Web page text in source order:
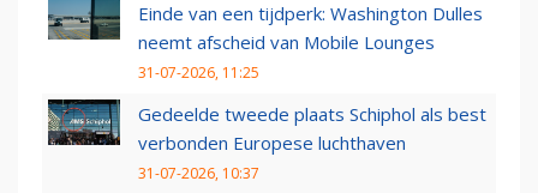
Einde van een tijdperk: Washington Dulles
neemt afscheid van Mobile Lounges
31-07-2026, 11:25
Gedeelde tweede plaats Schiphol als best
verbonden Europese luchthaven
31-07-2026, 10:37